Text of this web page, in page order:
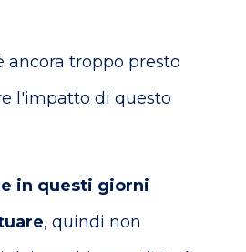
ancora troppo presto
l'impatto di questo
in questi giorni
, quindi non